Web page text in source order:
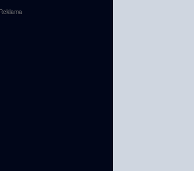
Reklama